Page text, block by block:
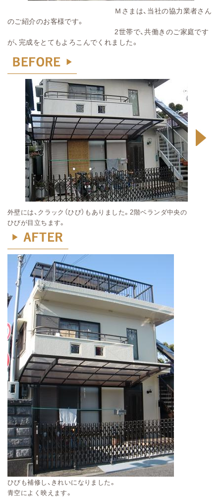
Ｍさまは、当社の協力業者さん
のご紹介のお客様です。
2世帯で、共働きのご家庭です
が、完成をとてもよろこんでくれました。
外壁には、クラック（ひび）もありました。2階ベランダ中央の
ひびが目立ちます。
ひびも補修し、きれいになりました。
青空によく映えます。